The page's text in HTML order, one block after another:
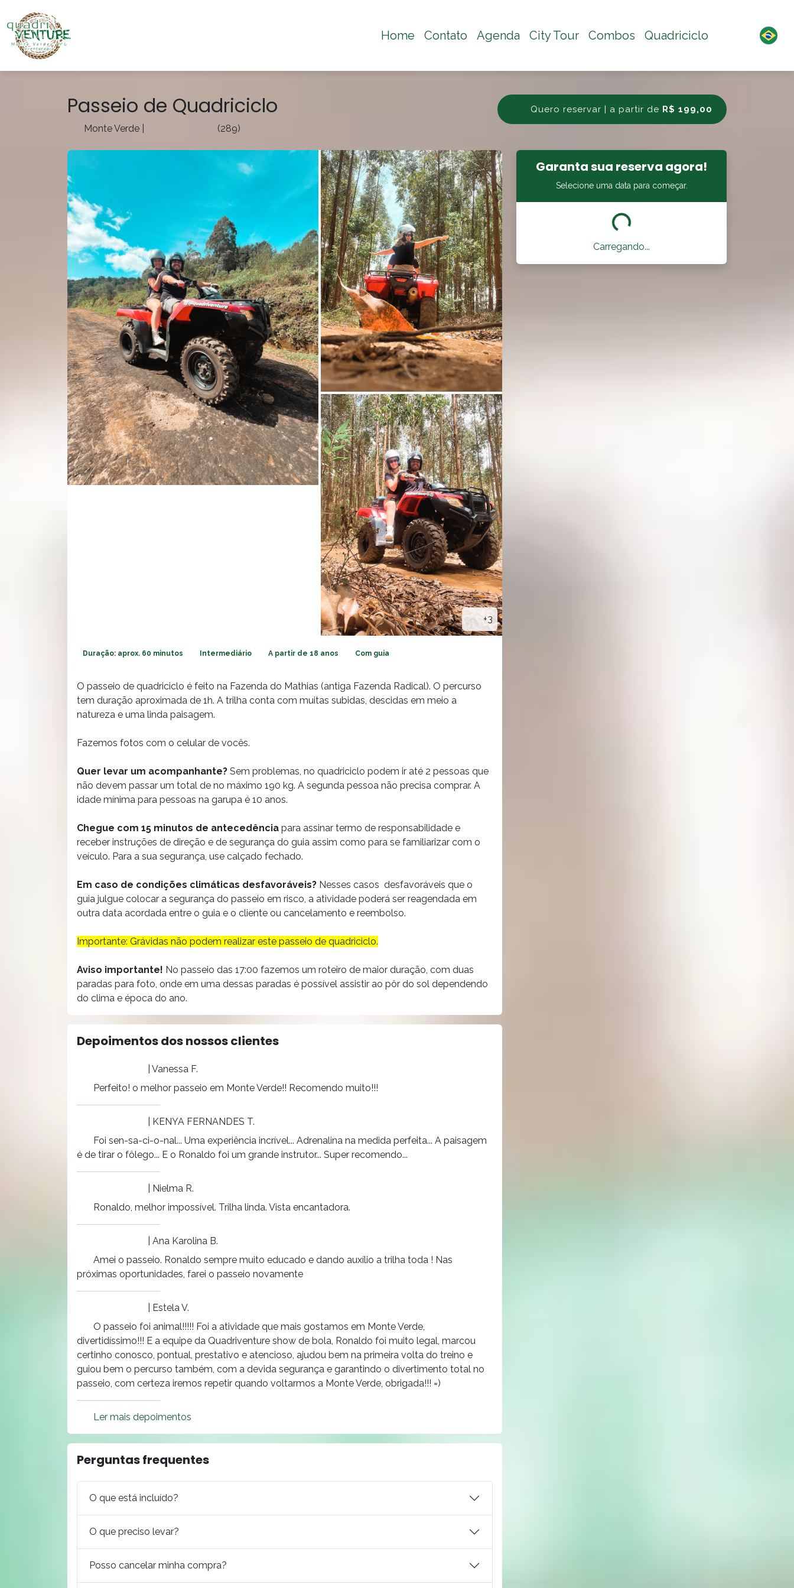
Home Contato Agenda City Tour Combos Quadriciclo
Quero reservar | a partir de R$ 199,00
Passeio de Quadriciclo
Monte Verde (289)
+3
Duração: aprox. 60 minutos Intermediário A partir de 18 anos Com guia
O passeio de quadriciclo é feito na Fazenda do Mathias (antiga Fazenda Radical). O percurso
tem duração aproximada de 1h. A trilha conta com muitas subidas, descidas em meio a
natureza e uma linda paisagem.
Fazemos fotos com o celular de vocês.
Quer levar um acompanhante? Sem problemas, no quadriciclo podem ir até 2 pessoas que
não devem passar um total de no máximo 190 kg. A segunda pessoa não precisa comprar. A
idade mínima para pessoas na garupa é 10 anos.
Chegue com 15 minutos de antecedência para assinar termo de responsabilidade e
receber instruções de direção e de segurança do guia assim como para se familiarizar com o
veículo. Para a sua segurança, use calçado fechado.
Em caso de condições climáticas desfavoráveis? Nesses casos desfavoráveis que o
guia julgue colocar a segurança do passeio em risco, a atividade poderá ser reagendada em
outra data acordada entre o guia e o cliente ou cancelamento e reembolso.
Importante: Grávidas não podem realizar este passeio de quadriciclo.
Aviso importante! No passeio das 17:00 fazemos um roteiro de maior duração, com duas
paradas para foto, onde em uma dessas paradas é possível assistir ao pôr do sol dependendo
do clima e época do ano.
Depoimentos dos nossos clientes
| Vanessa F.
Perfeito! o melhor passeio em Monte Verde!! Recomendo muito!!!
| KENYA FERNANDES T.
Foi sen-sa-ci-o-nal... Uma experiência incrível... Adrenalina na medida perfeita... A paisagem
é de tirar o fôlego... E o Ronaldo foi um grande instrutor... Super recomendo...
| Nielma R.
Ronaldo, melhor impossível. Trilha linda. Vista encantadora.
| Ana Karolina B.
Amei o passeio. Ronaldo sempre muito educado e dando auxílio a trilha toda ! Nas
próximas oportunidades, farei o passeio novamente
| Estela V.
O passeio foi animal!!!!! Foi a atividade que mais gostamos em Monte Verde,
divertidíssimo!!! E a equipe da Quadriventure show de bola, Ronaldo foi muito legal, marcou
certinho conosco, pontual, prestativo e atencioso, ajudou bem na primeira volta do treino e
guiou bem o percurso também, com a devida segurança e garantindo o divertimento total no
passeio, com certeza iremos repetir quando voltarmos a Monte Verde, obrigada!!! =)
Ler mais depoimentos
Perguntas frequentes
O que está incluído?
O que preciso levar?
Posso cancelar minha compra?
Garanta sua reserva agora!
Selecione uma data para começar.
Carregando...